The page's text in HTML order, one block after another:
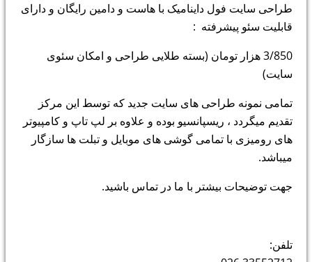
طراحی سایت فول داینامیک با هاست و دامین رایگان و دارای
قابلیت سئو پیشرفته :
3/850 هزار تومان (بسته طلایی طراحی و امکان سئوی
سایت)
تمامی نمونه طراحی های سایت جدید که توسط این مرکز
تقدیم میگردد ، ریسپانسیو بوده و علاوه بر لپ تاپ و کامپیوتر
های رومیزی با تمامی گوشی های موبایل و تبلت ها سازگار
میباشد.
جهت توضیحات بیشتر با ما در تماس باشید.
تلفن: